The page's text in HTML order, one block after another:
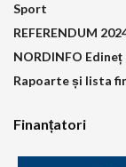
Sport
REFERENDUM
NORDINFO Edineț
Rapoarte și lista
Finanțatori